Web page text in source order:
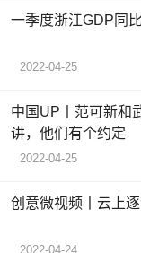
一季度浙江GDP同
2022-04-25
中国UP丨范可新和
讲，他们有个约定
2022-04-25
创意微视频丨云上
2022-04-24